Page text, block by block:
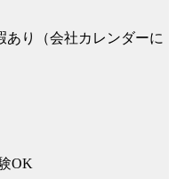
り（会社カレンダーに
OK